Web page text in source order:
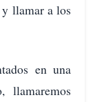
llamar a los
en una
llamaremos